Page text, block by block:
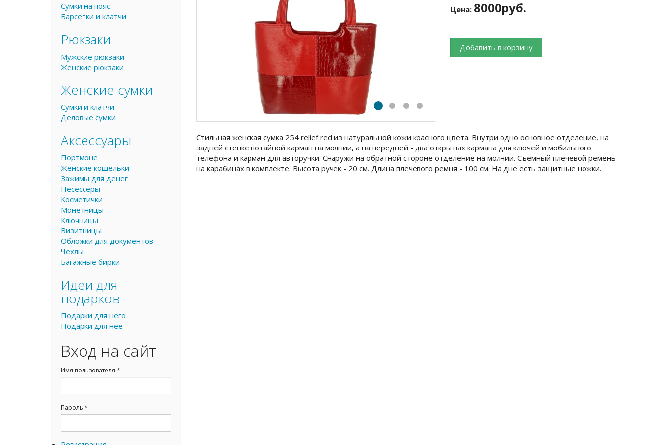
Цена: 8000руб.
Добавить в корзину
Стильная женская сумка 254 relief red из натуральной кожи красного цвета. Внутри одно основное отделение, на
задней стенке потайной карман на молнии, а на передней - два открытых кармана для ключей и мобильного
телефона и карман для авторучки. Снаружи на обратной стороне отделение на молнии. Съемный плечевой ремень
на карабинах в комплекте. Высота ручек - 20 см. Длина плечевого ремня - 100 см. На дне есть защитные ножки.
Сумки на пояс
Барсетки и клатчи
Рюкзаки
Мужские рюкзаки
Женские рюкзаки
Женские сумки
Сумки и клатчи
Деловые сумки
Аксессуары
Портмоне
Женские кошельки
Зажимы для денег
Несессеры
Косметички
Монетницы
Ключницы
Визитницы
Обложки для документов
Чехлы
Багажные бирки
Идеи для
подарков
Подарки для него
Подарки для нее
Вход на сайт
Имя пользователя *
Пароль *